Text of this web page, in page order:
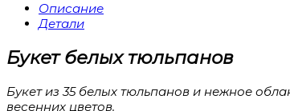
Описание
Детали
Букет белых тюльпанов
Букет из 35 белых тюльпанов и нежное
весенних цветов.